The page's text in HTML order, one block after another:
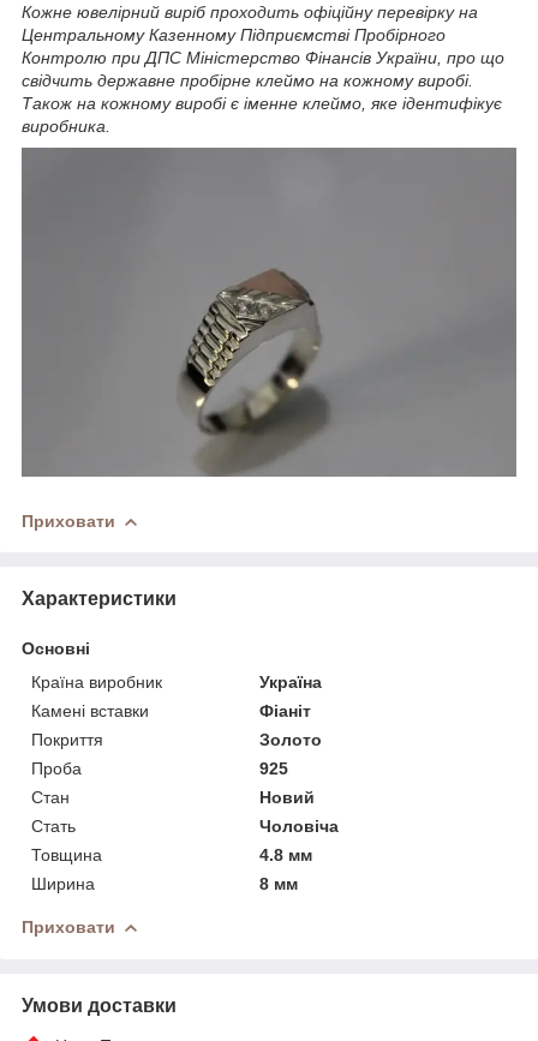
Кожне ювелірний виріб проходить офіційну перевірку на
Центральному Казенному Підприємстві Пробірного
Контролю при ДПС Міністерство Фінансів України, про що
свідчить державне пробірне клеймо на кожному виробі.
Також на кожному виробі є іменне клеймо, яке ідентифікує
виробника.
Приховати
Характеристики
Основні
Країна виробник
Україна
Камені вставки
Фіаніт
Покриття
Золото
Проба
925
Стан
Новий
Стать
Чоловіча
Товщина
4.8 мм
Ширина
8 мм
Приховати
Умови доставки